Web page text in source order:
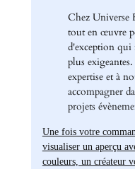
Chez Universe
tout en œuvre
d'exception qui
plus
expertise et à
accompagner
projets
Une fois votre
visualiser un aperçu
couleurs, un créateur